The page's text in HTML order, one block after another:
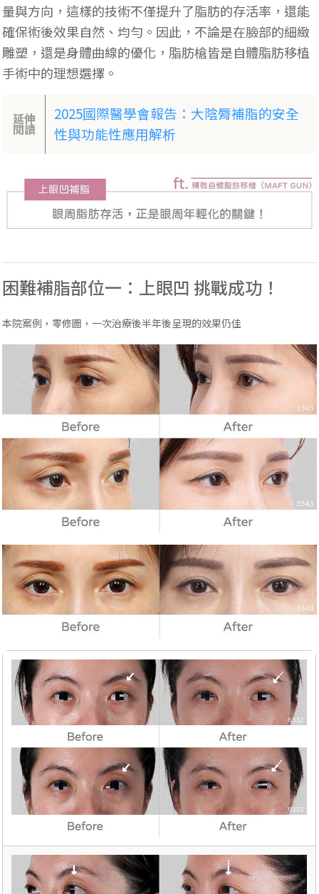
量與方向，這樣的技術不僅提升了脂肪的存活率，還能
確保術後效果自然、均勻。因此，不論是在臉部的細緻
雕塑，還是身體曲線的優化，脂肪槍皆是自體脂肪移植
手術中的理想選擇。
延伸
閱讀
2025國際醫學會報告：大陰脣補脂的安全
性與功能性應用解析
困難補脂部位一：上眼凹 挑戰成功！
本院案例，零修圖，一次治療後半年後呈現的效果仍佳